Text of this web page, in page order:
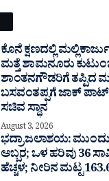
ಕೊನೆ ಕ್ಷಣದಲ್ಲಿ
ಮತ್ತೆ ಶಾಮನೂರು
ಶಾಂತನಗೌಡರಿಗೆ ತಪ್ಪಿದ
ಬಸವಂತಪ್ಪಗೆ ಜಾಕ್
ಸಚಿವ ಸ್ಥಾನ
August 3, 2026
ಭದ್ರಾ ಜಲಾಶಯ:
ಅಬ್ಬರ; ಒಳ ಹರಿವು 36
ಹೆಚ್ಚಳ; ನೀರಿನ ಮಟ್ಟ